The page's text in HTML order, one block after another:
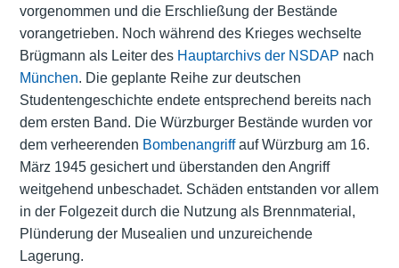
vorgenommen und die Erschließung der Bestände
vorangetrieben. Noch während des Krieges wechselte
Brügmann als Leiter des Hauptarchivs der NSDAP nach
München. Die geplante Reihe zur deutschen
Studentengeschichte endete entsprechend bereits nach
dem ersten Band. Die Würzburger Bestände wurden vor
dem verheerenden Bombenangriffauf Würzburg am 16.
März 1945 gesichert und überstanden den Angriff
weitgehend unbeschadet. Schäden entstanden vor allem
in der Folgezeit durch die Nutzung als Brennmaterial,
Plünderung der Musealien und unzureichende
Lagerung.